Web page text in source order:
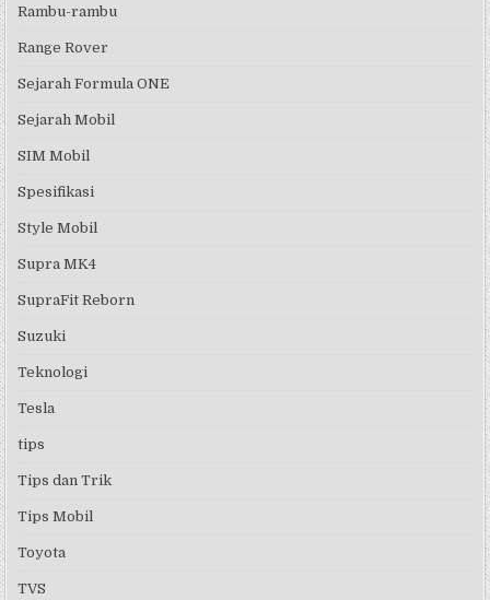
Rambu-rambu
Range Rover
Sejarah Formula ONE
Sejarah Mobil
SIM Mobil
Spesifikasi
Style Mobil
Supra MK4
SupraFit Reborn
Suzuki
Teknologi
Tesla
tips
Tips dan Trik
Tips Mobil
Toyota
TVS